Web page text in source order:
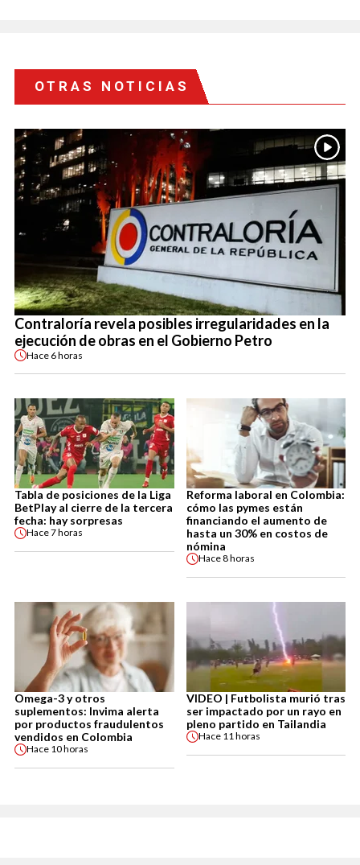
OTRAS NOTICIAS
Contraloría revela posibles irregularidades en la
ejecución de obras en el Gobierno Petro
Hace 6 horas
Tabla de posiciones de la Liga
BetPlay al cierre de la tercera
fecha: hay sorpresas
Hace7 horas
Reforma laboral en Colombia:
cómo las pymes están
financiando el aumento de
hasta un 30% en costos de
nómina
Hace8 horas
Omega-3 y otros
suplementos: Invima alerta
por productos fraudulentos
vendidos en Colombia
Hace 10 horas
VIDEO | Futbolista murió tras
ser impactado por un rayo en
pleno partido en Tailandia
Hace 11 horas